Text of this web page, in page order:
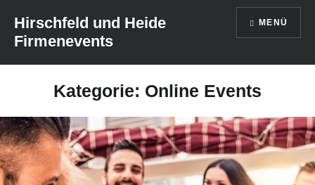
zum
Inhalt
Hirschfeld und Heide
Firmenevents
MENÜ
Kategorie: Online Events